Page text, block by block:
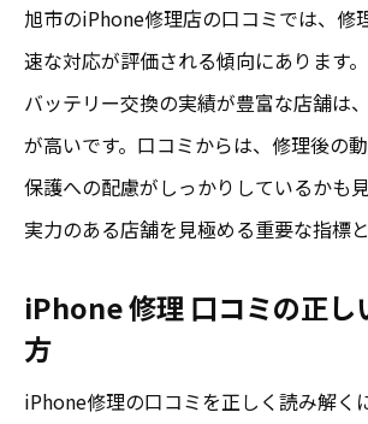
旭市のiPhone修理店の口コミでは、修
速な対応が評価される傾向にあります
バッテリー交換の実績が豊富な店舗は
が高いです。口コミからは、修理後の
保護への配慮がしっかりしているかも見
実力のある店舗を見極める重要な指標と
iPhone 修理 口コミの正し
方
iPhone修理の口コミを正しく読み解く